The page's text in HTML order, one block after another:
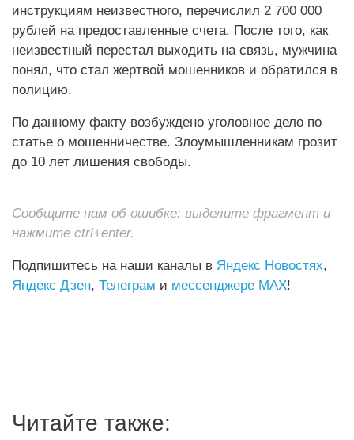
инструкциям неизвестного, перечислил 2 700 000
рублей на предоставленные счета. После того, как
неизвестный перестал выходить на связь, мужчина
понял, что стал жертвой мошенников и обратился в
полицию.
По данному факту возбуждено уголовное дело по
статье о мошенничестве. Злоумышленникам грозит
до 10 лет лишения свободы.
Сообщите нам об ошибке: выделите фрагмент и
нажмите ctrl+enter.
Подпишитесь на наши каналы в Яндекс Новостях,
Яндекс Дзен, Телеграм и мессенджере MAX!
Читайте также: